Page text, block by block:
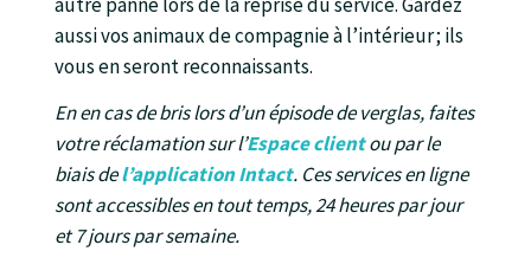
aussi vos animaux de compagnie à l’intérieur ; ils
vous en seront reconnaissants.
En en cas de bris lors d’un épisode de verglas, faites
votre réclamation sur l’Espace clientou par le
biais del’application Intact. Ces services en ligne
sont accessibles en tout temps, 24 heures par jour
et 7 jours par semaine.